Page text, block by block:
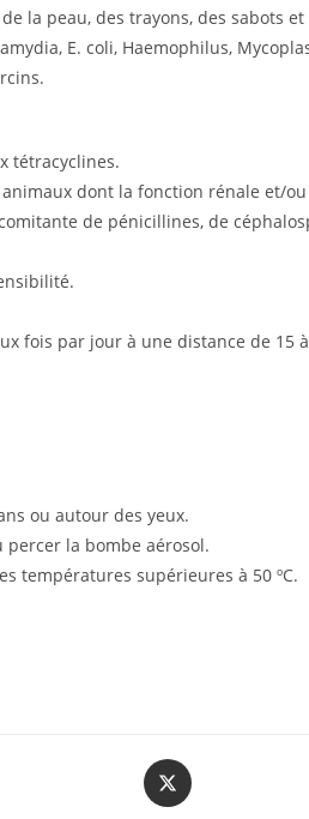
la peau, des trayons, des sabots
E. coli, Haemophilus,
tétracyclines.
dont la fonction rénale et/
de pénicillines, de
fois par jour à une distance de 15
ou autour des yeux.
percer la bombe aérosol.
températures supérieures à 50 ºC.